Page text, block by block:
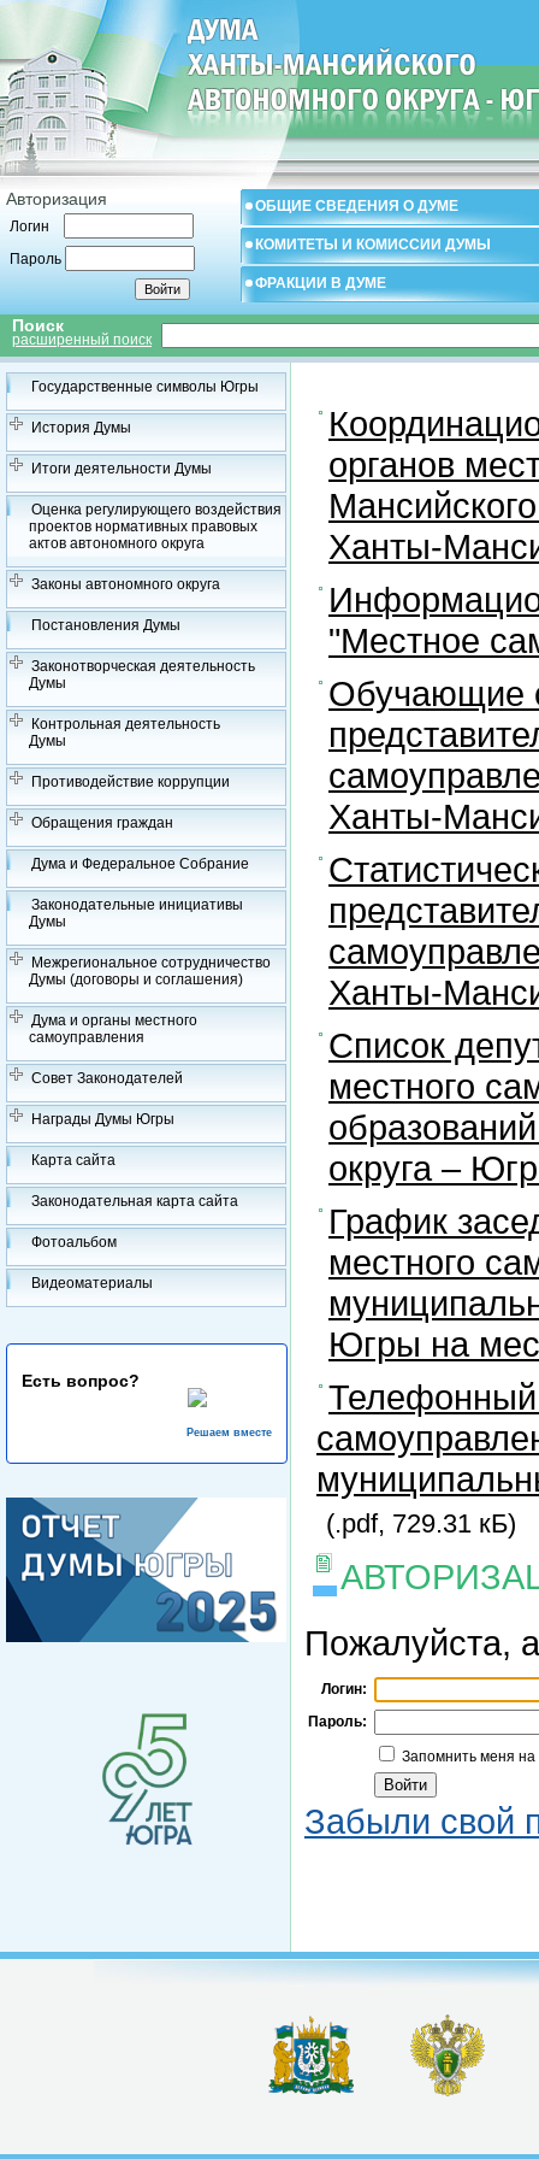
Авторизация
Логин
Пароль
ОБЩИЕ СВЕДЕНИЯ О ДУМЕ
КОМИТЕТЫ И КОМИССИИ ДУМЫ
ФРАКЦИИ В ДУМЕ
Поиск
расширенный поиск
Государственные символы Югры
История Думы
Итоги деятельности Думы
Оценка регулирующего воздействия
проектов нормативных правовых
актов автономного округа
Законы автономного округа
Постановления Думы
Законотворческая деятельность
Думы
Контрольная деятельность
Думы
Противодействие коррупции
Обращения граждан
Дума и Федеральное Собрание
Законодательные инициативы
Думы
Межрегиональное сотрудничество
Думы (договоры и соглашения)
Дума и органы местного
самоуправления
Совет Законодателей
Награды Думы Югры
Карта сайта
Законодательная карта сайта
Фотоальбом
Видеоматериалы
Есть вопрос?
Решаем вместе
органов
Ханты-
"Местное
Обучающие
Ханты-
Ханты-
Список
местного
округа –
График
местного
Югры на
Телефонный
(.pdf, 729.31 кБ)
Пожалуйста,
Логин:
Пароль:
Запомнить меня
Забыли свой